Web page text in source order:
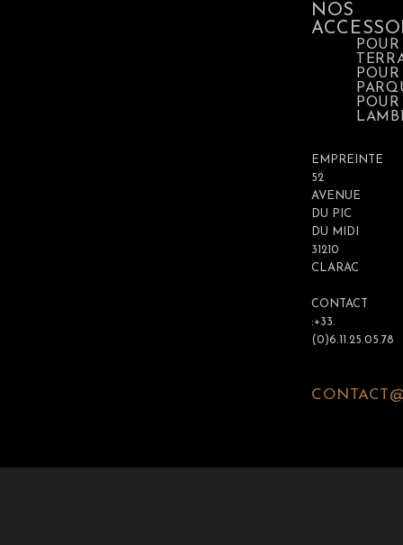
NOS
POUR
POUR
POUR
EMPREINTE
52
AVENUE
DU PIC
DU MIDI
31210
CLARAC
CONTACT
:+33.
(0)6.11.25.05.78